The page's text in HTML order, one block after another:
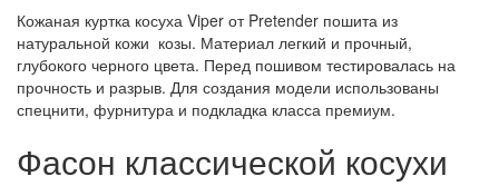
Кожаная куртка косуха Viper от Pretender пошита из
натуральной кожи козы. Материал легкий и прочный,
глубокого черного цвета. Перед пошивом тестировалась на
прочность и разрыв. Для создания модели использованы
спецнити, фурнитура и подкладка класса премиум.
Фасон классической косухи